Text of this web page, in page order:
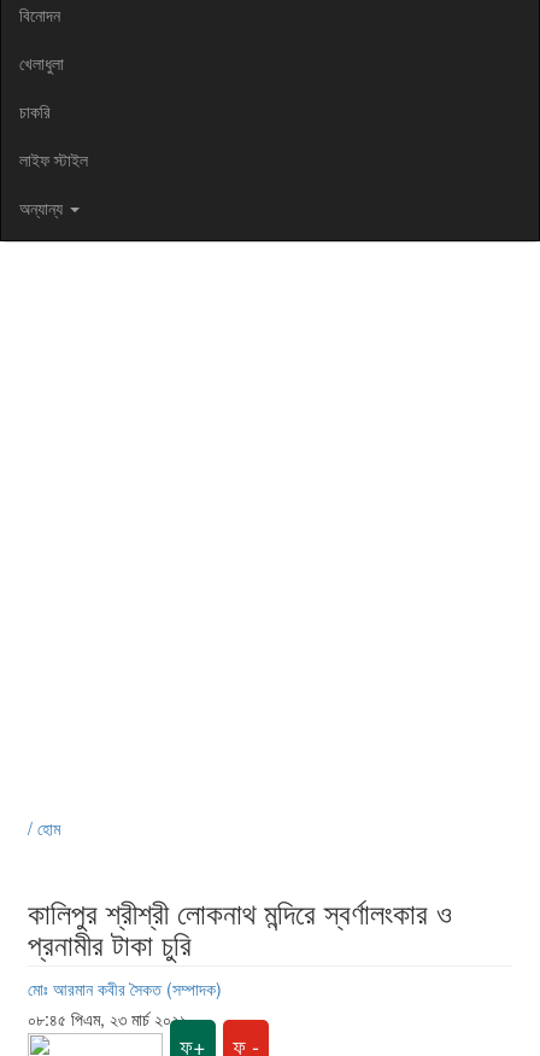
বিনোদন
খেলাধুলা
চাকরি
লাইফ স্টাইল
অন্যান্য
/ হোম
কালিপুর শ্রীশ্রী লোকনাথ মন্দিরে স্বর্ণালংকার ও
প্রনামীর টাকা চুরি
মোঃ আরমান কবীর সৈকত (সম্পাদক)
০৮:৪৫ পিএম, ২৩ মার্চ ২০২১
ফ+ ফ -